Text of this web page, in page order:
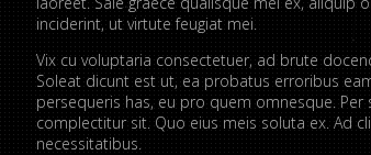
inciderint, ut virtute feugiat mei.
Vix cu voluptaria consectetuer, ad brute
Soleat dicunt est ut, ea probatus erroribus
persequeris has, eu pro quem omnesque.
complectitur sit. Quo eius meis soluta ex. Ad
necessitatibus.